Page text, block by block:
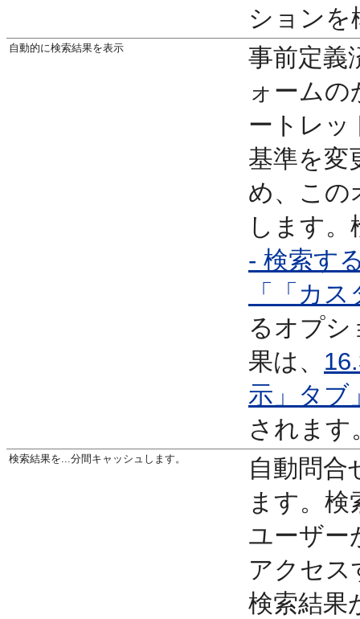
ションを
自動的に検索結果を表示
事前定義
ォーム
ートレッ
基準を変
め、この
します。
- 検索す
「「カ
るオプシ
果は、
示」タブ
されます
検索結果を...分間キャッシュします。
自動問合
ます。検
ユーザー
アクセス
検索結果